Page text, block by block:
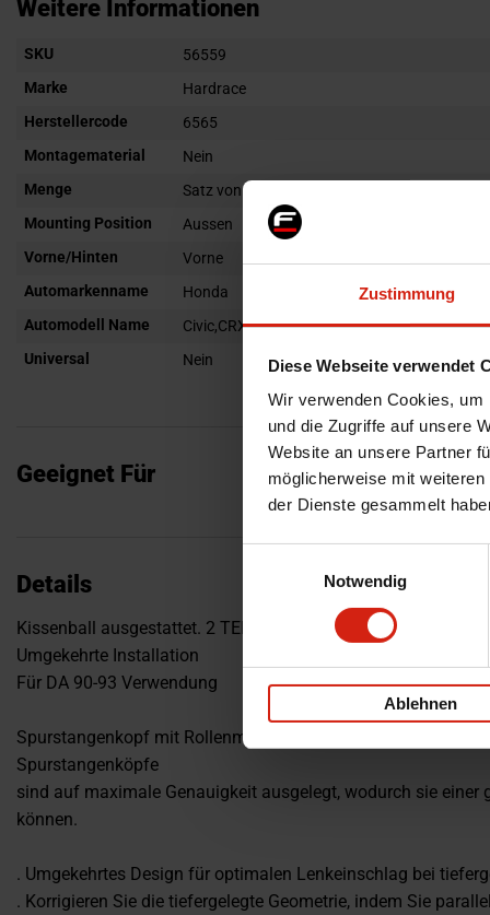
Zustimmung
Diese Webseite verwendet
Wir verwenden Cookies,
und die Zugriffe auf unsere
Website an unsere Partner
möglicherweise mit
der Dienste gesammelt
Notwendig
Ablehnen
Bildgalerie
springen
Weitere Informationen
Weitere
SKU
56559
Marke
Hardrace
Herstellercode
6565
Montagematerial
Nein
Menge
Satz von 2
Mounting Position
Aussen
Vorne/Hinten
Vorne
Automarkenname
Honda
Automodell Name
Civic,CRX,Del Sol
Universal
Nein
Geeignet Für
Details
Kissenball ausgestattet. 2 TEILE/SATZ
Umgekehrte Installation
Für DA 90-93 Verwendung
Spurstangenkopf mit Rollenmitte aus hochwertigem
Spurstangenköpfe
sind auf maximale Genauigkeit ausgelegt, wodurch sie einer
können.
. Umgekehrtes Design für optimalen Lenkeinschlag bei
. Korrigieren Sie die tiefergelegte Geometrie, indem Sie